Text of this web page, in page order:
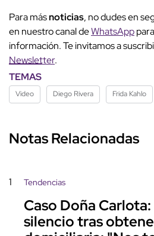
Para másnoticias, no dudes en
en nuestro canal deWhatsApp
información. Te invitamos a
Newsletter.
TEMAS
Video Diego Rivera Frida Kahlo
Notas Relacionadas
1 Tendencias
Caso Doña
silencio tras